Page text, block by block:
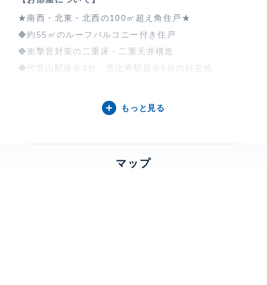
★南西・北東・北西の100㎡超え角住戸★
◆約55㎡のルーフバルコニー付き住戸
◆衝撃音対策の二重床・二重天井構造
◆代官山駅徒歩3分、恵比寿駅徒歩5分の好立地
◆共用部にはフィットネスルームやカフェスペースもご
東急東横線代官山駅徒歩3分(160M)、2007年度グッド
もっと見る
マップ